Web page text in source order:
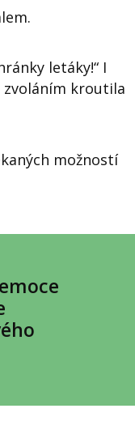
letáky!“ I
kroutila
možností